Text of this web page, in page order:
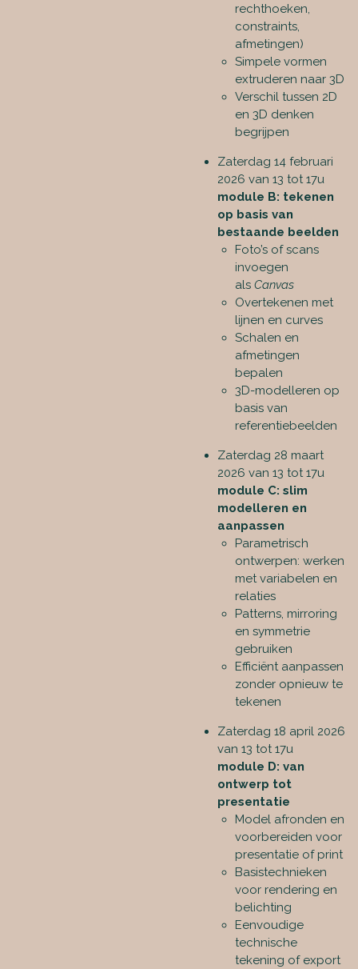
rechthoeken,
constraints,
afmetingen)
Simpele vormen
extruderen naar 3D
Verschil tussen 2D
en 3D denken
begrijpen
Zaterdag 14 februari
2026 van 13 tot 17u
module B: tekenen
op basis van
bestaande beelden
Foto’s of scans
invoegen
als Canvas
Overtekenen met
lijnen en curves
Schalen en
afmetingen
bepalen
3D-modelleren op
basis van
referentiebeelden
Zaterdag 28 maart
2026 van 13 tot 17u
module C: slim
modelleren en
aanpassen
Parametrisch
ontwerpen: werken
met variabelen en
relaties
Patterns, mirroring
en symmetrie
gebruiken
Efficiënt aanpassen
zonder opnieuw te
tekenen
Zaterdag 18 april 2026
van 13 tot 17u
module D: van
ontwerp tot
presentatie
Model afronden en
voorbereiden voor
presentatie of print
Basistechnieken
voor rendering en
belichting
Eenvoudige
technische
tekening of export